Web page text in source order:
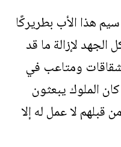
هذا الأب بطريركًا
لإزالة ما قد
ومتاعب في
الملوك يبعثون
قبلهم لا عمل له إلا